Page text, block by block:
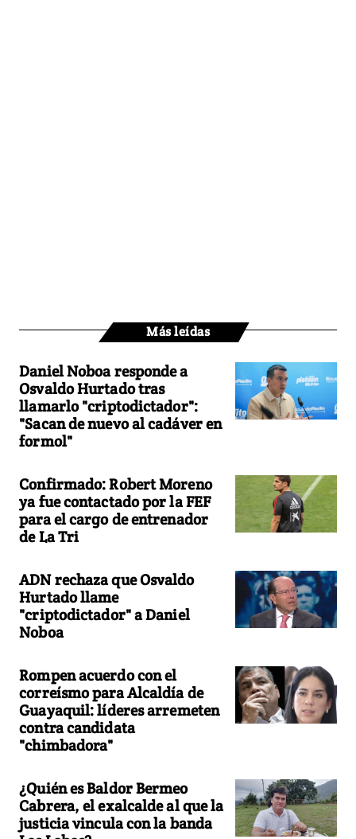
Más leídas
Daniel Noboa responde a
Osvaldo Hurtado tras
llamarlo "criptodictador":
"Sacan de nuevo al cadáver en
formol"
Confirmado: Robert Moreno
ya fue contactado por la FEF
para el cargo de entrenador
de La Tri
ADN rechaza que Osvaldo
Hurtado llame
"criptodictador" a Daniel
Noboa
Rompen acuerdo con el
correísmo para Alcaldía de
Guayaquil: líderes arremeten
contra candidata
"chimbadora"
¿Quién es Baldor Bermeo
Cabrera, el exalcalde al que la
justicia vincula con la banda